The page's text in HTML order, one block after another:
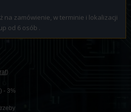
na zamówienie, w terminie i lokalizacji
od 6 osób .
)
- 3%